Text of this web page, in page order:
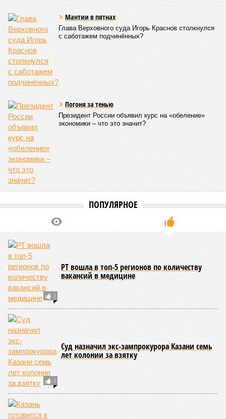
Мантии в пятнах
Глава Верховного суда Игорь Краснов столкнулся
с саботажем подчинённых?
Погоня за тенью
Президент России объявил курс на «обеление»
экономики – что это значит?
ПОПУЛЯРНОЕ
1
РТ вошла в топ-5 регионов по количеству
вакансий в медицине
1
Суд назначил экс-зампрокурора Казани семь
лет колонии за взятку